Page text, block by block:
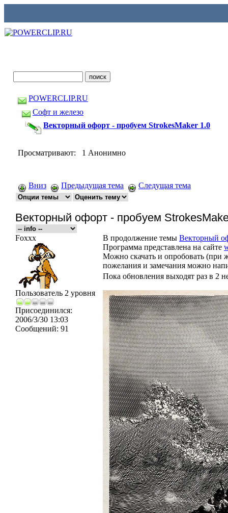
POWERCLIP.RU
Софт и железо
Векторный офорт - пробуем StrokesMaker 1.0
Просматривают: 1 Анонимно
Вниз Предыдущая тема Следущая тема
Векторный офорт - пробуем
Foxxx
Пользователь 2 уровня
Присоединился:
2006/3/30 13:03
Сообщений: 91
В продолжение темы Векторный
Программа представлена на сайте
Можно скачать и опробовать (при
пожелания и замечания можно
Пока обновления выходят раз в 2